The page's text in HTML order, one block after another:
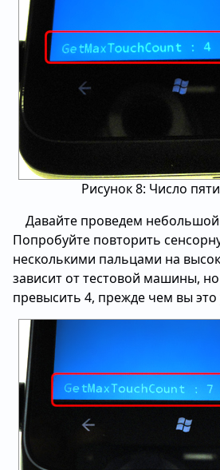
Рисунок 8: Число
Давайте проведем небольшой
Попробуйте повторить
несколькими пальцами на
зависит от тестовой машины,
превысить 4, прежде чем вы это